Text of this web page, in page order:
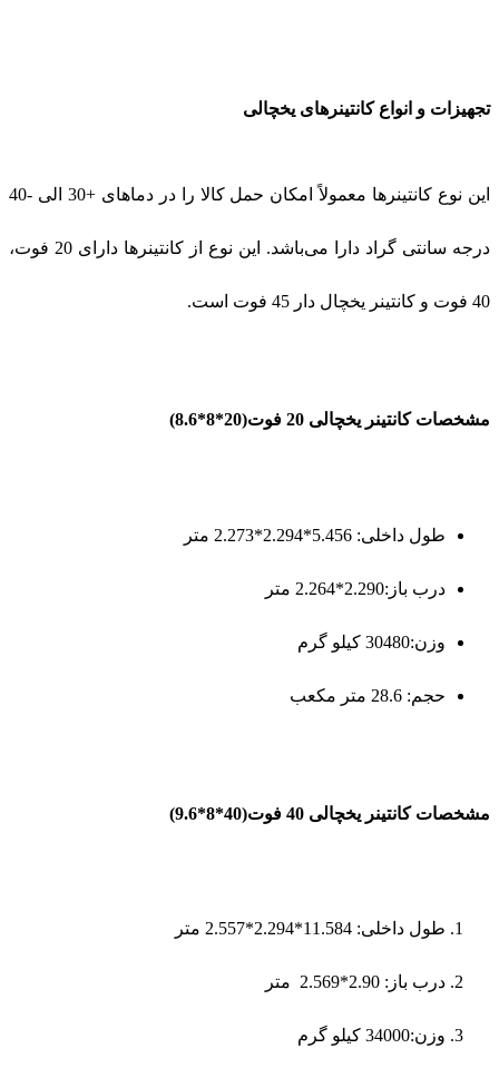
تجهیزات و انواع کانتینرهای یخچالی
این نوع کانتینرها معمولاً امکان حمل کالا را در دماهای +30 الی -40
درجه سانتی گراد دارا می‌باشد. این نوع از کانتینرها دارای 20 فوت،
40 فوت و کانتینر یخچال دار 45 فوت است .
مشخصات کانتینر یخچالی 20 فوت(20*8*8.6 (
طول داخلی: 5.456*2.294*2.273 متر
درب باز:2.290*2.264 متر
وزن:30480 کیلو گرم
حجم: 28.6 متر مکعب
مشخصات کانتینر یخچالی 40 فوت(40*8*9.6)
طول داخلی: 11.584*2.294*2.557 متر
درب باز: 2.90*2.569 متر
وزن:34000 کیلو گرم